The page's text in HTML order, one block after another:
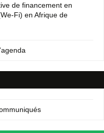
de financement en
Fi) en Afrique de